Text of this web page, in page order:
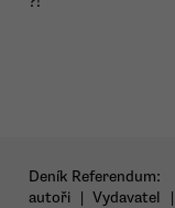
Deník Referendum:
autoři | Vydavatel |